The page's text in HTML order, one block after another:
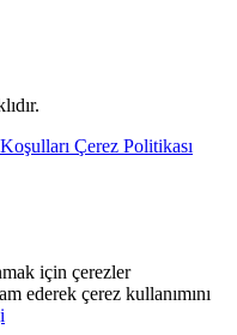
Çerez Politikası
için çerezler
ederek çerez kullanımını